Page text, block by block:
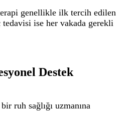
genellikle ilk tercih edilen
ise her vakada gerekli
Destek
ruh sağlığı uzmanına